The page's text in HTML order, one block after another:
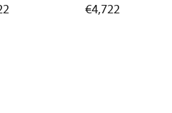
€4,722